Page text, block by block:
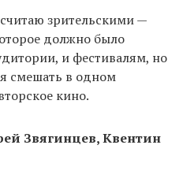
зрительскими —
должно было
и фестивалям, но
смешать в одном
кино.
Звягинцев, Квентин